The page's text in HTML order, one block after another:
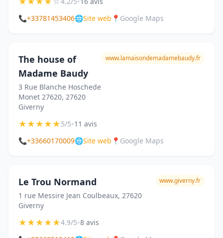
📞+33781453406🌐Site web 📍 Google Maps
The house of
Madame Baudy
3 Rue Blanche Hoschede
Monet 27620, 27620
Giverny
www.lamaisondemadamebaudy.fr
★★★★★5/5•11 avis
📞+33660170009🌐Site web 📍 Google Maps
Le Trou Normand
1 rue Messire Jean Coulbeaux, 27620
Giverny
www.giverny.fr
★★★★★4.9/5•8 avis